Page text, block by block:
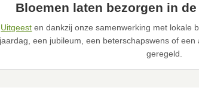
Bloemen laten bezorgen in
Uitgeest en dankzij onze samenwerking met lokale
een jubileum, een beterschapswens of
geregeld.